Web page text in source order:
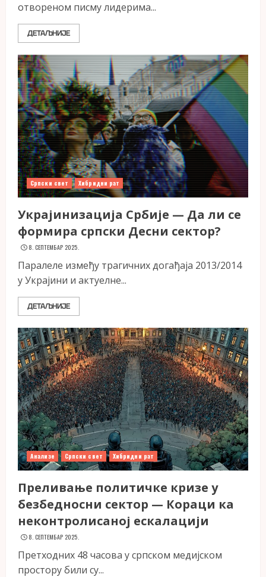
отвореном писму лидерима...
ДЕТАЉНИЈЕ
Српски свет Хибридни рат
Украјинизација Србије — Да ли се
формира српски Десни сектор?
8. СЕПТЕМБАР 2025.
Паралеле између трагичних догађаја 2013/2014
у Украјини и актуелне...
ДЕТАЉНИЈЕ
Анализе Српски свет Хибридни рат
Преливање политичке кризе у
безбедносни сектор — Кораци ка
неконтролисаној ескалацији
8. СЕПТЕМБАР 2025.
Претходних 48 часова у српском медијском
простору били су...